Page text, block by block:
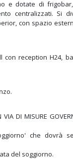
e dotate di
centralizzati. Si
con spazio
reception H24,
DI MISURE
che dovrà
del soggiorno.